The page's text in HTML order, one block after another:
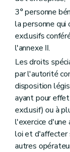
3° personne
la personne qui
exclusifs
l'annexe II.
Les droits
par l'autorité
disposition
ayant pour
exclusif) ou à
l'exercice d'une
loi et d'affecter
autres